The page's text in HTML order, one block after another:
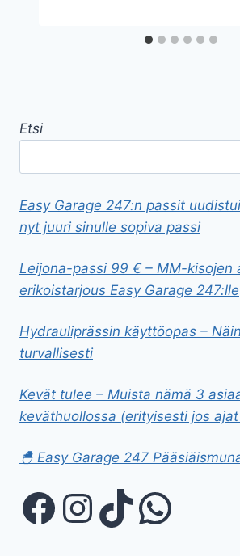
Etsi
Easy Garage 247:n passit
nyt juuri sinulle sopiva passi
Leijona-passi 99 € – MM-kisojen
erikoistarjous Easy Garage 247:lle
Hydrauliprässin käyttöopas –
turvallisesti
Kevät tulee – Muista nämä 3
keväthuollossa (erityisesti jos
🐣 Easy Garage 247
Facebook
Instagram
TikTok